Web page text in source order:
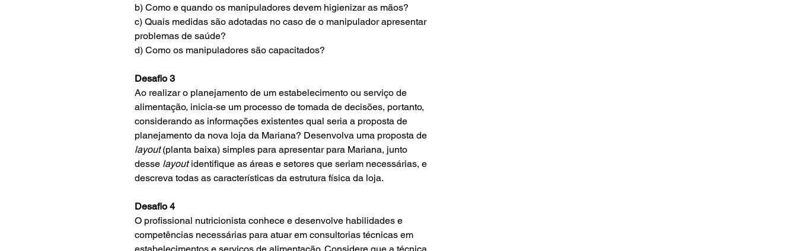
b) Como e quando os manipuladores devem higienizar as mãos?
c) Quais medidas são adotadas no caso de o manipulador apresentar
problemas de saúde?
d) Como os manipuladores são capacitados?
Desafio 3
Ao realizar o planejamento de um estabelecimento ou serviço de
alimentação, inicia-se um processo de tomada de decisões, portanto,
considerando as informações existentes qual seria a proposta de
planejamento da nova loja da Mariana? Desenvolva uma proposta de
layout(planta baixa) simples para apresentar para Mariana, junto
desse layout identifique as áreas e setores que seriam necessárias, e
descreva todas as características da estrutura física da loja.
Desafio 4
O profissional nutricionista conhece e desenvolve habilidades e
competências necessárias para atuar em consultorias técnicas em